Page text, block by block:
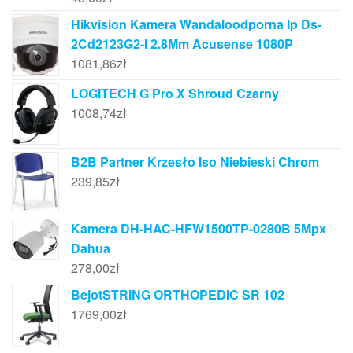
Hikvision Kamera Wandaloodporna Ip Ds-
2Cd2123G2-I 2.8Mm Acusense 1080P
1081,86zł
LOGITECH G Pro X Shroud Czarny
1008,74zł
B2B Partner Krzesło Iso Niebieski Chrom
239,85zł
Kamera DH-HAC-HFW1500TP-0280B 5Mpx
Dahua
278,00zł
BejotSTRING ORTHOPEDIC SR 102
1769,00zł